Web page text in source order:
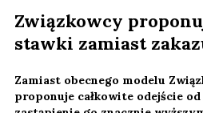
Związkowcy
stawki zamiast
Zamiast obecnego modelu
proponuje całkowite odejście